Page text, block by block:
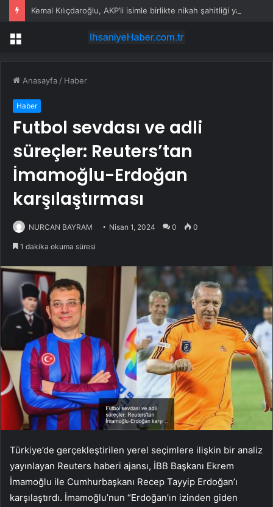
Kemal Kılıçdaroğlu, AKP’li isimle birlikte nikah şahitliği yaptı
Menü
Anasayfa / Haber
Haber
Futbol sevdası ve adli
süreçler: Reuters’tan
İmamoğlu-Erdoğan
karşılaştırması
NURCAN BAYRAM Nisan 1, 2024 0 0
1 dakika okuma süresi
Türkiye’de gerçekleştirilen yerel seçimlere ilişkin bir analiz
yayınlayan Reuters haberi ajansı, İBB Başkanı Ekrem
İmamoğlu ile Cumhurbaşkanı Recep Tayyip Erdoğan’ı
karşılaştırdı. İmamoğlu’nun “Erdoğan’ın izinden giden